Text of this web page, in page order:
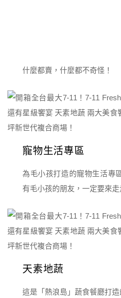
什麼都賣，什麼都不奇怪！
寵物生活專區
為毛小孩打造的寵物生活專
有毛小孩的朋友，一定要來走
天素地蔬
這是「熱浪島」蔬食餐廳打造